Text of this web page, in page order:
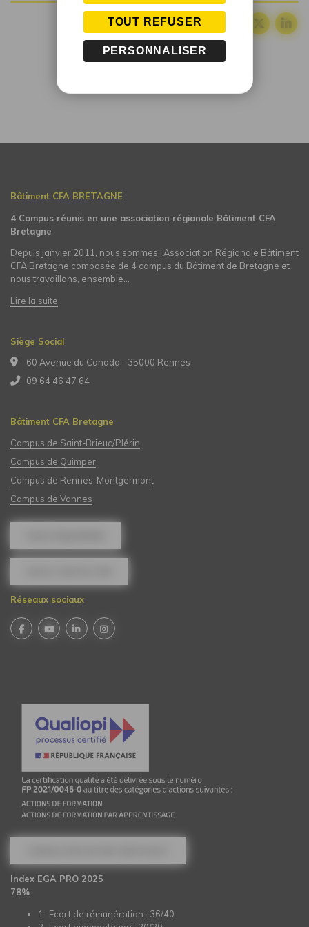
TOUT REFUSER
PERSONNALISER
Partager :
Bâtiment CFA BRETAGNE
4 Campus réunis en une association régionale Bâtiment CFA
Bretagne
Depuis janvier 2011, nous sommes l’Association Régionale Bâtiment
CFA Bretagne composée de 4 campus du Bâtiment de Bretagne et
nous travaillons, ensemble…
Lire la suite
Siège Social
60 Avenue du Canada - 35000 Rennes
09 64 46 47 64
Bâtiment CFA Bretagne
Campus de Saint-Brieuc/Plérin
Campus de Quimper
Campus de Rennes-Montgermont
Campus de Vannes
Réseaux sociaux
Index EGA PRO 2025
78%
1- Ecart de rémunération : 36/40